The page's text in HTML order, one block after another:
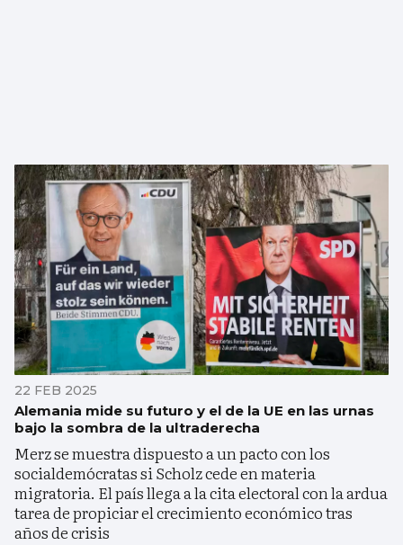
22 FEB 2025
Alemania mide su futuro y el de la UE en las urnas
bajo la sombra de la ultraderecha
Merz se muestra dispuesto a un pacto con los
socialdemócratas si Scholz cede en materia
migratoria. El país llega a la cita electoral con la ardua
tarea de propiciar el crecimiento económico tras
años de crisis